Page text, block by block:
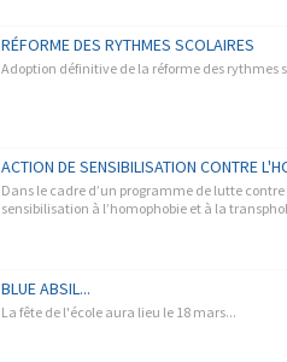
RÉFORME DES RYTHMES SCOLAIRES
Adoption définitive de la réforme des rythmes
ACTION DE SENSIBILISATION CONTRE
Dans le cadre d’un programme de lutte
sensibilisation à l’homophobie et à la
BLUE ABSIL...
La fête de l'école aura lieu le 18 mars...